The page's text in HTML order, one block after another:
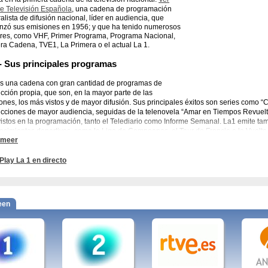
Televisión Española, una cadena de programación
de difusión nacional, líder en audiencia, que
sus emisiones en 1956; y que ha tenido numerosos
como VHF, Primer Programa, Programa Nacional,
Cadena, TVE1, La Primera o el actual La 1.
Sus principales programas
una cadena con gran cantidad de programas de
propia, que son, en la mayor parte de las
los más vistos y de mayor difusión. Sus principales éxitos son series como
de mayor audiencia, seguidas de la telenovela “Amar en Tiempos
en la programación, tanto el Telediario como Informe Semanal. La1 emite
deportivos, como la Liga de Campeones, el Tour de Francia o la
Informe Semanal, 14 de abril. La República, Amar en tiempos revueltos,
mira en directo esta cadena de televisión nacional. La 1 de TVE, en directo. Ver
1, en directo, programacion, la 13 tv, la 100, la 11, la 13 14, la 10, guerra
Play La 1 en directo